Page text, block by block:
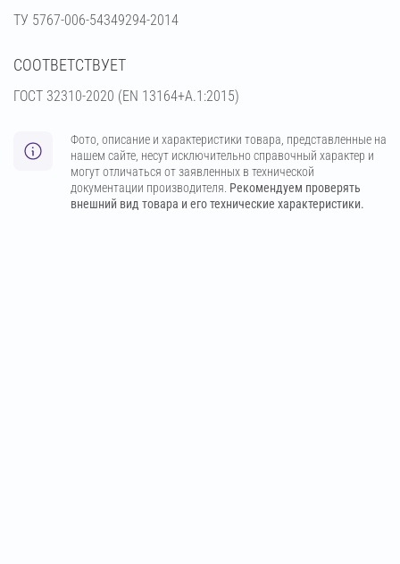
ТУ 5767-006-54349294-2014
СООТВЕТСТВУЕТ
ГОСТ 32310-2020 (EN 13164+A.1:2015)
Фото, описание и характеристики товара, представленные на
нашем сайте, несут исключительно справочный характер и
могут отличаться от заявленных в технической
документации производителя. Рекомендуем проверять
внешний вид товара и его технические характеристики.